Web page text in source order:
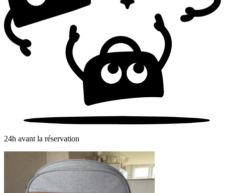
24h avant la réservation